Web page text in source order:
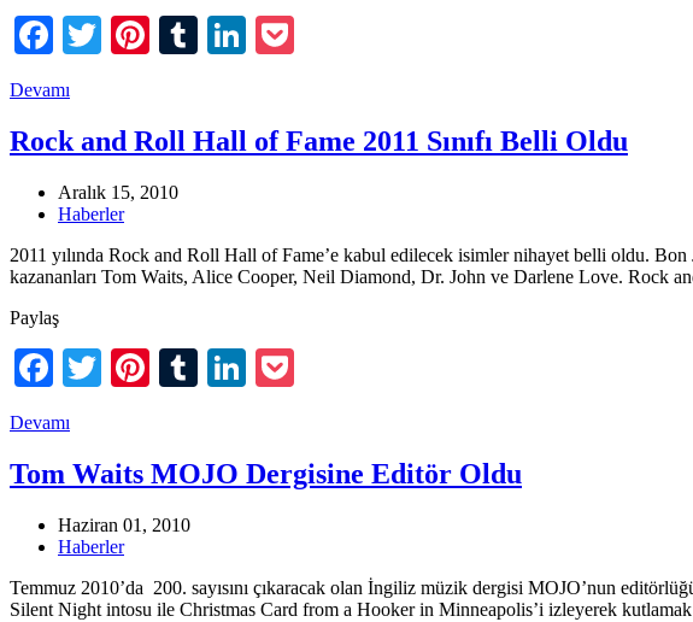
Facebook
TwitterPinterest
TumblrLinkedIn
Devamı
Rock and Roll Hall of Fame 2011 Sınıfı Belli Oldu
Aralık 15, 2010
Haberler
2011 yılında Rock and Roll Hall of Fame’e kabul edilecek isimler nihayet belli oldu.
kazananları Tom Waits, Alice Cooper, Neil Diamond, Dr. John ve Darlene Love. Rock
Paylaş
Facebook
TwitterPinterest
TumblrLinkedIn
Devamı
Tom Waits MOJO Dergisine Editör Oldu
Haziran 01, 2010
Haberler
Temmuz 2010’da 200. sayısını çıkaracak olan İngiliz müzik dergisi MOJO’nun
Silent Night intosu ile Christmas Card from a Hooker in Minneapolis’i izleyerek kutlamak